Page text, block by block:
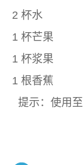
2 杯水
1 杯芒果
1 杯浆果
1 根香蕉
提示：使用